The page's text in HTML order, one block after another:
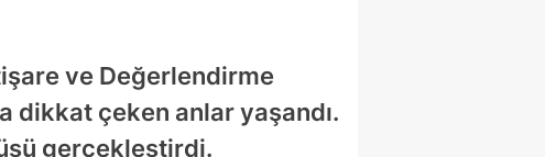
ve Değerlendirme
dikkat çeken anlar yaşandı.
gerçekleştirdi.